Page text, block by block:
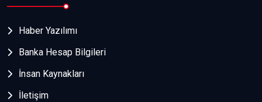
Haber Yazılımı
Banka Hesap Bilgileri
İnsan Kaynakları
İletişim